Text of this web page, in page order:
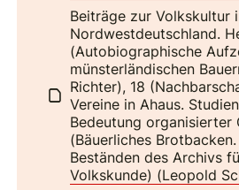
Beiträge zur Volkskultur
Nordwestdeutschland.
(Autobiographische
münsterländischen
Richter), 18
Vereine in Ahaus.
Bedeutung organisierter
(Bäuerliches
Beständen des Archivs
Volkskunde) (Leopold